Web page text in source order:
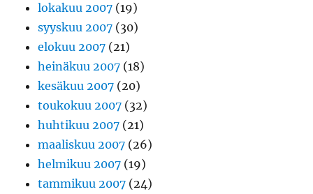
lokakuu 2007 (19)
syyskuu 2007 (30)
elokuu 2007 (21)
heinäkuu 2007 (18)
kesäkuu 2007 (20)
toukokuu 2007 (32)
huhtikuu 2007 (21)
maaliskuu 2007 (26)
helmikuu 2007 (19)
tammikuu 2007 (24)